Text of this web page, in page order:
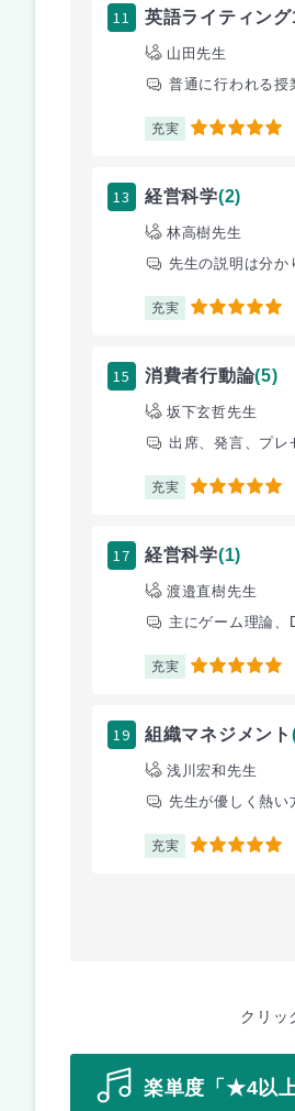
11 英語ライティング
山田先生
普通に行われる授
充実 5
13 経営科学(2)
林高樹先生
先生の説明は分か
充実 5
15 消費者行動論(5)
坂下玄哲先生
出席、発言、プレ
充実 5
17 経営科学(1)
渡邉直樹先生
主にゲーム理論、
充実 5
19 組織マネジメント
浅川宏和先生
先生が優しく熱い
充実 5
クリッ
楽単度「★4以